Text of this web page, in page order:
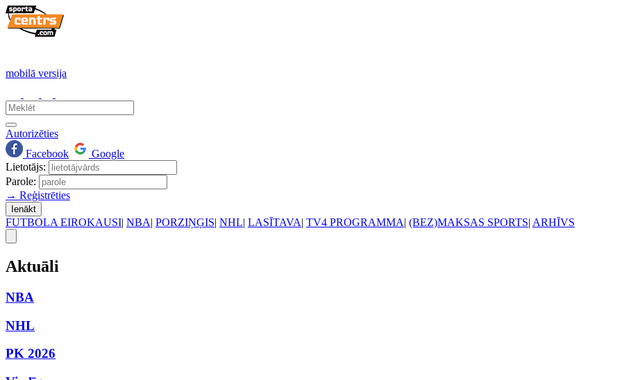
mobilā versija
Autorizēties
Facebook
Google
Lietotājs:
Parole:
→ Reģistrēties
Ienākt
FUTBOLA EIROKAUSI| NBA| PORZIŅĢIS| NHL| LASĪTAVA| TV4 PROGRAMMA| (BEZ)MAKSAS SPORTS| ARHĪVS
Aktuāli
NBA
NHL
PK 2026